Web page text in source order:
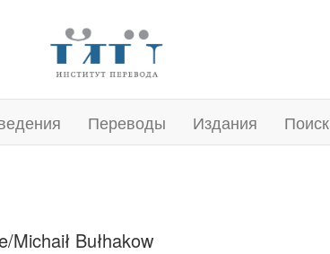
Переводы Издания Поиск
Bułhakow